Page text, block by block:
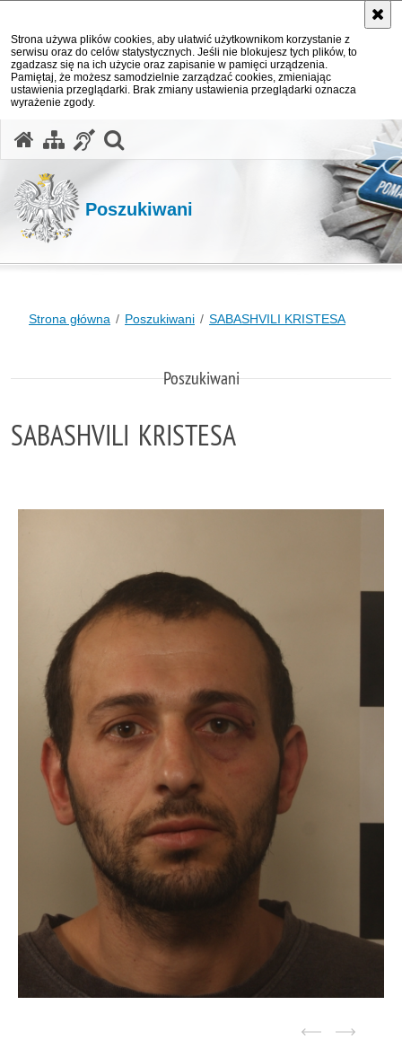
Strona używa plików cookies, aby ułatwić użytkownikom korzystanie z
serwisu oraz do celów statystycznych. Jeśli nie blokujesz tych plików, to
zgadzasz się na ich użycie oraz zapisanie w pamięci urządzenia.
Pamiętaj, że możesz samodzielnie zarządzać cookies, zmieniając
ustawienia przeglądarki. Brak zmiany ustawienia przeglądarki oznacza
wyrażenie zgody.
Poszukiwani
Strona główna Poszukiwani SABASHVILI KRISTESA
Poszukiwani
SABASHVILI KRISTESA